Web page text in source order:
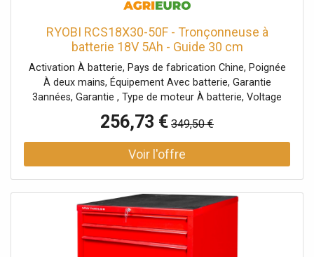
RYOBI RCS18X30-50F - Tronçonneuse à
batterie 18V 5Ah - Guide 30 cm
Activation À batterie, Pays de fabrication Chine, Poignée
À deux mains, Équipement Avec batterie, Garantie
3années, Garantie , Type de moteur À batterie, Voltage
batterie 18V , Ampères batterie 5Ah, Type de batterie
Lithium (Li-Ion), Type de moteur à induction, Longueur de
la lame 30cm, Type de lame Standard, Barre standard,
Tendeur de chaîne rapide non, Bouton rotatif démontage
256,73 € 349,50 €